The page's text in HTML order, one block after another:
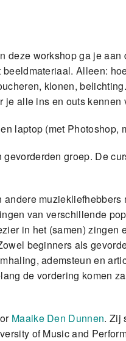
deze workshop ga je
Alleen:
klonen,
je alle ins en outs kennen
laptop (met Photoshop,
groep. De
andere
van verschillende
in het (samen)
beginners als
ademsteun en
de vordering komen
Maaike Den Dunnen. Zij
of Music and